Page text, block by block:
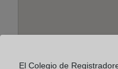
El Colegio de